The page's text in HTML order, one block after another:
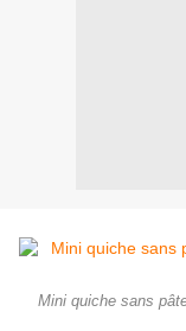
Mini quiche sans